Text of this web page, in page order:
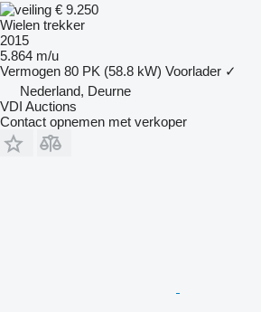
€ 9.250
Wielen trekker
2015
5.864 m/u
Vermogen 80 PK (58.8 kW) Voorlader ✓
Nederland, Deurne
VDI Auctions
Contact opnemen met verkoper